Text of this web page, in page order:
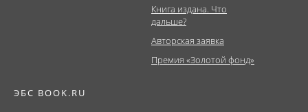
Книга издана. Что
дальше?
Авторская заявка
Премия «Золотой фонд»
ЭБС BOOK.RU